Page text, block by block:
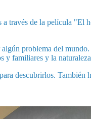
a través de la película "El
problema del
y familiares y la
descubrirlos.